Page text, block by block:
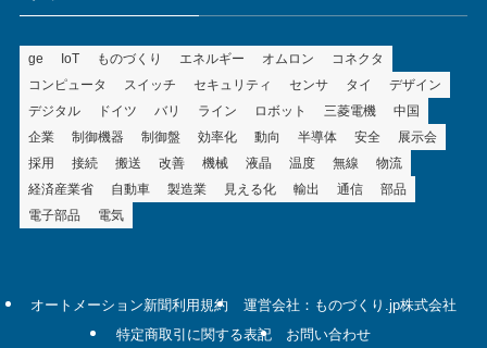
ge IoT ものづくり エネルギー オムロン
コネクタ
コンピュータ
スイッチ セキュリティ センサ タイ
デザイン
デジタル
ドイツ バリ ライン ロボット 三菱電機
中国
企業
制御機器 制御盤 効率化 動向 半導体 安全
展示会
採用
接続 搬送 改善 機械 液晶 温度 無線
物流
経済産業省
自動車 製造業 見える化 輸出 通信
部品
電子部品
電気
オートメーション新聞利用規約
運営会社：ものづくり.jp株式会社
特定商取引に関する表記
お問い合わせ